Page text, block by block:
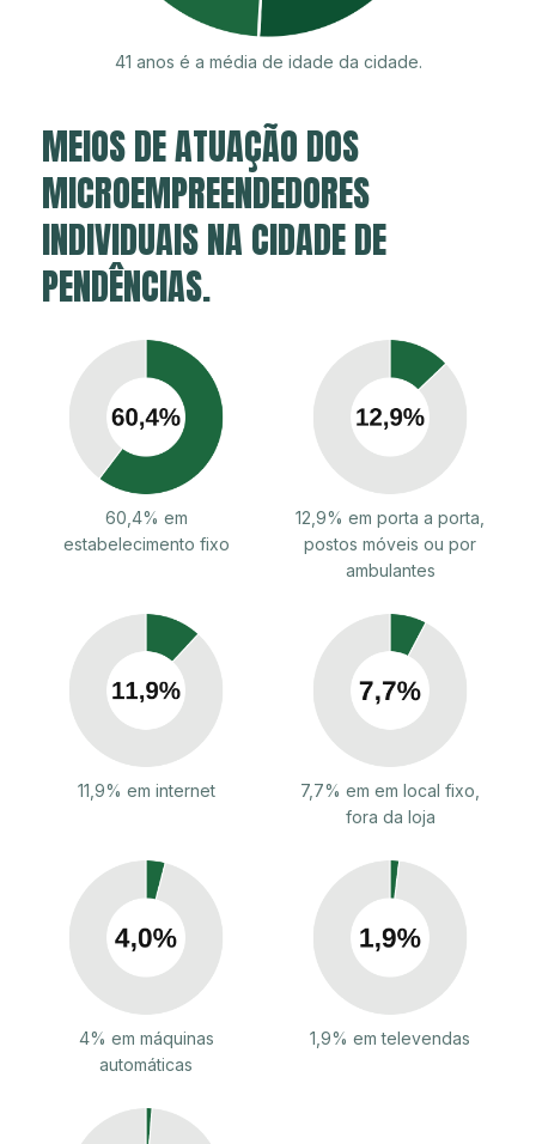
41 anos é a média de idade da cidade.
MEIOS DE ATUAÇÃO DOS
MICROEMPREENDEDORES
INDIVIDUAIS NA CIDADE DE
PENDÊNCIAS.
60,4% em
estabelecimento fixo
12,9% em porta a porta,
postos móveis ou por
ambulantes
11,9% em internet
7,7% em em local fixo,
fora da loja
4% em máquinas
automáticas
1,9% em televendas